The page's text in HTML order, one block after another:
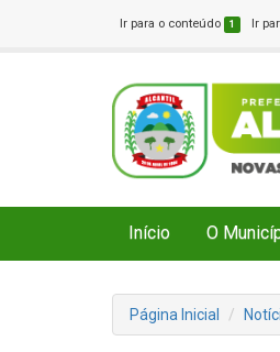
Ir para o conteúdo 1 Ir
Início O
Página Inicial